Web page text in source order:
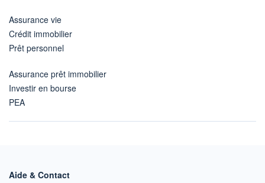
Assurance vie
Crédit immobilier
Prêt personnel
Assurance prêt immobilier
Investir en bourse
PEA
Aide & Contact